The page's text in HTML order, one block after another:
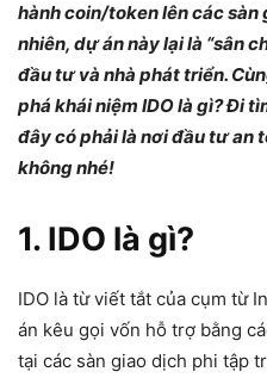
hành coin/token lên các sàn
nhiên, dự án này lại là “sân
đầu tư và nhà phát triển.
phá khái niệm IDO là gì? Đi
đây có phải là nơi đầu tư an
không nhé!
1. IDO là gì?
IDO là từ viết tắt của cụm từ
án kêu gọi vốn hỗ trợ bằng
tại các sàn giao dịch phi tập